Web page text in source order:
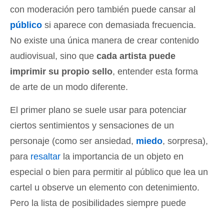
con moderación pero también puede cansar al
público si aparece con demasiada frecuencia.
No existe una única manera de crear contenido
audiovisual, sino que cada artista puede
imprimir su propio sello, entender esta forma
de arte de un modo diferente.
El primer plano se suele usar para potenciar
ciertos sentimientos y sensaciones de un
personaje (como ser ansiedad, miedo, sorpresa),
para resaltar la importancia de un objeto en
especial o bien para permitir al público que lea un
cartel u observe un elemento con detenimiento.
Pero la lista de posibilidades siempre puede